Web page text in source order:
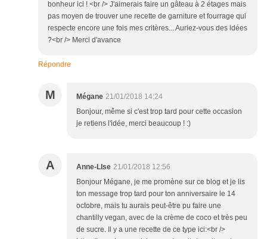
bonheur ici ! <br /> J'aimerais faire un gâteau à 2 étages mais
pas moyen de trouver une recette de garniture et fourrage qui
respecte encore une fois mes critères... Auriez-vous des idées
?<br /> Merci d'avance
Répondre
M Mégane 21/01/2018 14:24
Bonjour, même si c'est trop tard pour cette occasion
je retiens l'idée, merci beaucoup ! :)
A Anne-LIse 21/01/2018 12:56
Bonjour Mégane, je me promène sur ce blog et je lis
ton message trop tard pour ton anniversaire le 14
octobre, mais tu aurais peut-être pu faire une
chantilly vegan, avec de la crème de coco et très peu
de sucre. Il y a une recette de ce type ici:<br />